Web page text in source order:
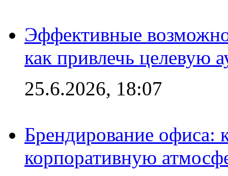
Эффективные
как привлечь целевую
25.6.2026, 18:07
Брендирование офиса:
корпоративную